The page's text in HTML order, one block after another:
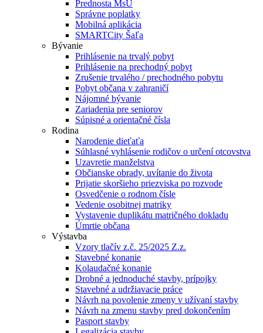
Prednosta MsÚ
Správne poplatky
Mobilná aplikácia
SMARTCity Šaľa
Bývanie
Prihlásenie na trvalý pobyt
Prihlásenie na prechodný pobyt
Zrušenie trvalého / prechodného pobytu
Pobyt občana v zahraničí
Nájomné bývanie
Zariadenia pre seniorov
Súpisné a orientačné čísla
Rodina
Narodenie dieťaťa
Súhlasné vyhlásenie rodičov o určení otcovstva
Uzavretie manželstva
Občianske obrady, uvítanie do života
Prijatie skoršieho priezviska po rozvode
Osvedčenie o rodnom čísle
Vedenie osobitnej matriky
Vystavenie duplikátu matričného dokladu
Úmrtie občana
Výstavba
Vzory tlačív z.č. 25/2025 Z.z.
Stavebné konanie
Kolaudačné konanie
Drobné a jednoduché stavby, prípojky
Stavebné a udržiavacie práce
Návrh na povolenie zmeny v užívaní stavby
Návrh na zmenu stavby pred dokončením
Pasport stavby